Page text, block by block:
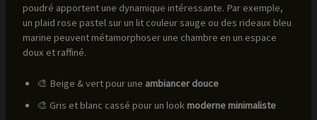
poudré apportent une dynamique intéressante. Par exemple,
un plaid rose pastel sur un lit couleur sauge ou des rideaux bleu
marine peuvent métamorphoser une chambre en un espace
doux et raffiné.
🎨 Beige & vert pour une ambiancer douce
🎨 Gris et blanc cassé pour un lookmoderne minimaliste